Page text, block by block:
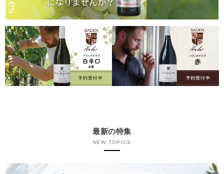
最新の特集
NEW TOPICS